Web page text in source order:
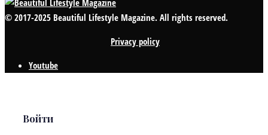
© 2017-2025 Beautiful Lifestyle Magazine. All rights reserved.
Privacy policy
Youtube
Войти